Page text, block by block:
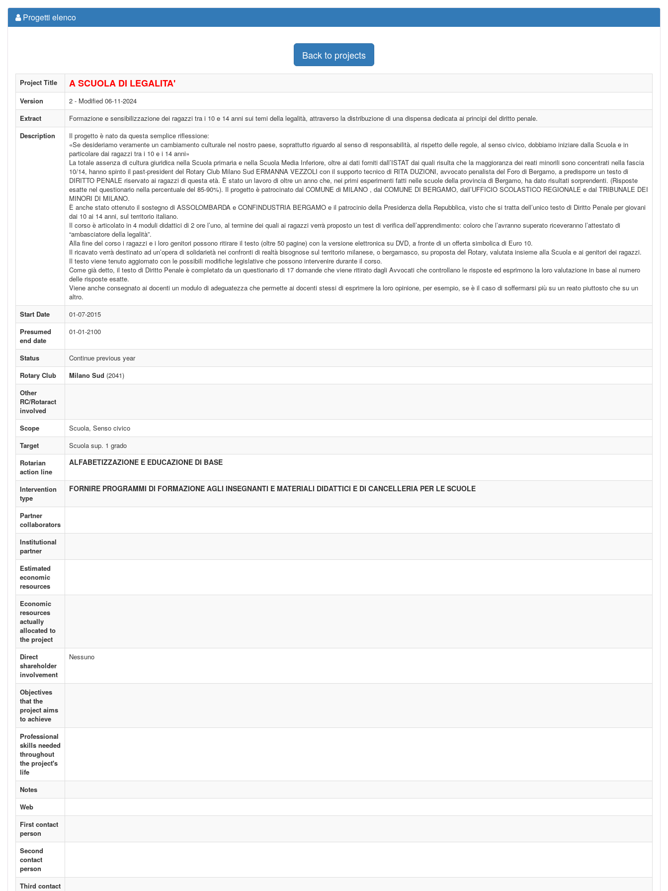
Progetti elenco
Back to projects
Project Title A SCUOLA DI LEGALITA'
Version
2 - Modified 06-11-2024
Extract
Formazione e sensibilizzazione dei ragazzi tra i 10 e 14 anni sui temi della legalità, attraverso la distribuzione di una dispensa dedicata ai principi del diritto penale.
Description
Il progetto è nato da questa semplice riflessione:
«Se desideriamo veramente un cambiamento culturale nel nostro paese, soprattutto riguardo al senso di responsabilità, al rispetto delle regole, al senso civico, dobbiamo iniziare dalla Scuola e in
particolare dai ragazzi tra i 10 e i 14 anni»
La totale assenza di cultura giuridica nella Scuola primaria e nella Scuola Media Inferiore, oltre ai dati forniti dall’ISTAT dai quali risulta che la maggioranza dei reati minorili sono concentrati nella fascia
10/14, hanno spinto il past-president del Rotary Club Milano Sud ERMANNA VEZZOLI con il supporto tecnico di RITA DUZIONI, avvocato penalista del Foro di Bergamo, a predisporre un testo di
DIRITTO PENALE riservato ai ragazzi di questa età. È stato un lavoro di oltre un anno che, nei primi esperimenti fatti nelle scuole della provincia di Bergamo, ha dato risultati sorprendenti. (Risposte
esatte nel questionario nella percentuale del 85-90%). Il progetto è patrocinato dal COMUNE di MILANO , dal COMUNE DI BERGAMO, dall’UFFICIO SCOLASTICO REGIONALE e dal TRIBUNALE DEI
MINORI DI MILANO.
È anche stato ottenuto il sostegno di ASSOLOMBARDA e CONFINDUSTRIA BERGAMO e il patrocinio della Presidenza della Repubblica, visto che si tratta dell’unico testo di Diritto Penale per giovani
dai 10 ai 14 anni, sul territorio italiano.
Il corso è articolato in 4 moduli didattici di 2 ore l’uno, al termine dei quali ai ragazzi verrà proposto un test di verifica dell’apprendimento: coloro che l’avranno superato riceveranno l’attestato di
“ambasciatore della legalità”.
Alla fine del corso i ragazzi e i loro genitori possono ritirare il testo (oltre 50 pagine) con la versione elettronica su DVD, a fronte di un offerta simbolica di Euro 10.
Il ricavato verrà destinato ad un’opera di solidarietà nei confronti di realtà bisognose sul territorio milanese, o bergamasco, su proposta del Rotary, valutata insieme alla Scuola e ai genitori dei ragazzi.
Il testo viene tenuto aggiornato con le possibili modifiche legislative che possono intervenire durante il corso.
Come già detto, il testo di Diritto Penale è completato da un questionario di 17 domande che viene ritirato dagli Avvocati che controllano le risposte ed esprimono la loro valutazione in base al numero
delle risposte esatte.
Viene anche consegnato ai docenti un modulo di adeguatezza che permette ai docenti stessi di esprimere la loro opinione, per esempio, se è il caso di soffermarsi più su un reato piuttosto che su un
altro.
Start Date
01-07-2015
Presumed
end date
01-01-2100
Status
Continue previous year
Rotary Club
Milano Sud (2041)
Other
RC/Rotaract
involved
Scope
Scuola, Senso civico
Target
Scuola sup. 1 grado
Rotarian
action line
ALFABETIZZAZIONE E EDUCAZIONE DI BASE
Intervention
type
FORNIRE PROGRAMMI DI FORMAZIONE AGLI INSEGNANTI E MATERIALI DIDATTICI E DI CANCELLERIA PER LE SCUOLE
Partner
collaborators
Institutional
partner
Estimated
economic
resources
Economic
resources
actually
allocated to
the project
Direct
shareholder
involvement
Nessuno
Objectives
that the
project aims
to achieve
Professional
skills needed
throughout
the project's
life
Notes
Web
First contact
person
Second
contact
person
Third contact